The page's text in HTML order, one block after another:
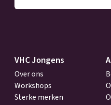
VHC Jongens
Over ons
Workshops
Sterke merken